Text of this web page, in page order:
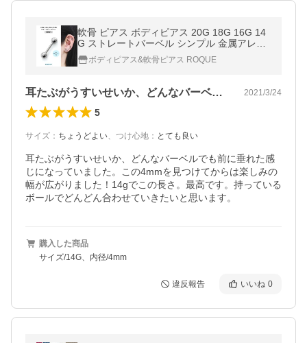
軟骨 ピアス ボディピアス 20G 18G 16G 14
G ストレートバーベル シンプル 金属アレル
ギー対応 サージカルステンレス セカンドピ
アス (1個売り)(オマケ革命)
ボディピアス&軟骨ピアス ROQUE
耳たぶがうすいせいか、どんなバーベルで… 2021/3/24
5
サイズ ： ちょうどよい、 つけ心地 ： とても良い
耳たぶがうすいせいか、どんなバーベルでも前に垂れた感
じになっていました。この4mmを見つけてからは楽しみの
幅が広がりました！14gでこの長さ。最高です。持っている
ボールでどんどん合わせていきたいと思います。
購入した商品
サイズ/14G、内径/4mm
違反報告 いいね 0